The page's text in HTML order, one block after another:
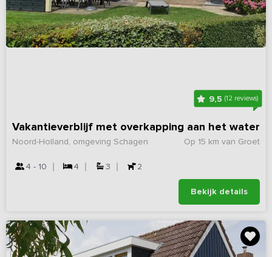
9,5(12 reviews)
Vakantieverblijf met overkapping aan het water
Op 15 km van Groet
Noord-Holland, omgeving Schagen
4 - 10 4 3 2
Bekijk details